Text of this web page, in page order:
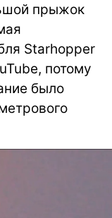
прыжок
Starhopper
потому
было